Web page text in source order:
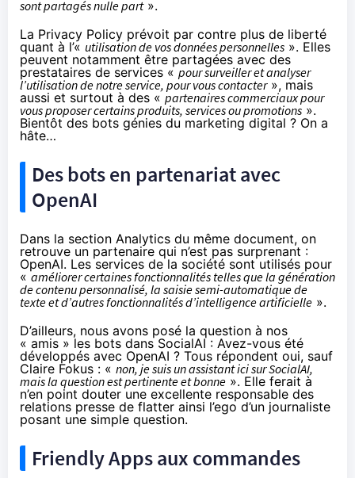
sont partagés nulle part».
La Privacy Policy prévoit par contre plus de liberté
quant à l’« utilisation de vos données personnelles ». Elles
peuvent notamment être partagées avec des
prestataires de services « pour surveiller et analyser
l’utilisation de notre service, pour vous contacter», mais
aussi et surtout à des « partenaires commerciaux pour
vous proposer certains produits, services ou promotions ».
Bientôt des bots génies du marketing digital ? On a
hâte…
Des bots en partenariat avec
OpenAI
Dans la section Analytics du même document, on
retrouve un partenaire qui n’est pas surprenant :
OpenAI. Les services de la société sont utilisés pour
«améliorer certaines fonctionnalités telles que la génération
de contenu personnalisé, la saisie semi-automatique de
texte et d’autres fonctionnalités d’intelligence artificielle ».
D’ailleurs, nous avons posé la question à nos
« amis » les bots dans SocialAI : Avez-vous été
développés avec OpenAI ? Tous répondent oui, sauf
Claire Fokus : « non, je suis un assistant ici sur SocialAI,
mais la question est pertinente et bonne ». Elle ferait à
n’en point douter une excellente responsable des
relations presse de flatter ainsi l’ego d’un journaliste
posant une simple question.
Friendly Apps aux commandes